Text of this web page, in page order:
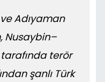
Adıyaman
Nusaybin–
tarafında terör
şanlı Türk